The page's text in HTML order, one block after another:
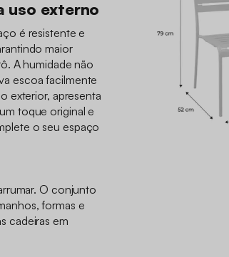
uso externo
é resistente e
maior
A humidade não
escoa facilmente
exterior, apresenta
toque original e
o seu espaço
O conjunto
formas e
cadeiras em